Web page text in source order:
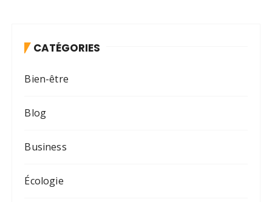
CATÉGORIES
Bien-être
Blog
Business
Écologie